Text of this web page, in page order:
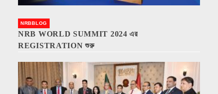
NRBBLOG
NRB WORLD SUMMIT 2024 এর
REGISTRATION শুরু